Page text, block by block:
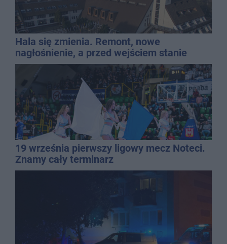
Hala się zmienia. Remont, nowe
nagłośnienie, a przed wejściem stanie
QEMETICA ARENA
19 września pierwszy ligowy mecz Noteci.
Znamy cały terminarz